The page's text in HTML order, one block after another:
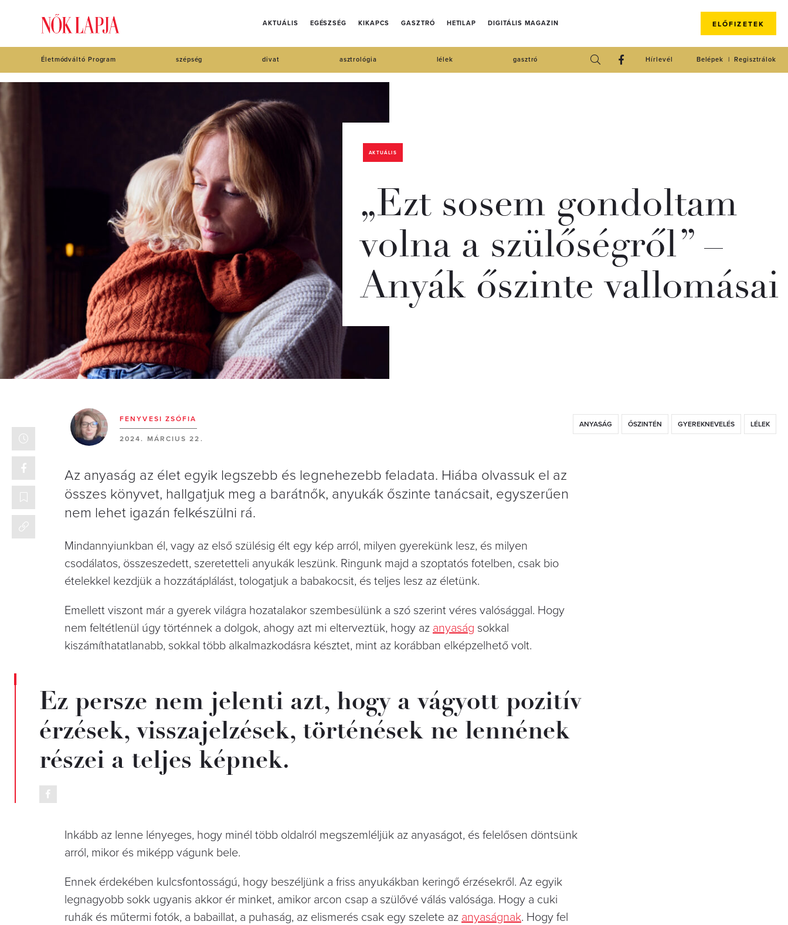
AKTUÁLIS EGÉSZSÉG KIKAPCS GASZTRÓ HETILAP DIGITÁLIS MAGAZIN ELŐFIZETEK
Életmódváltó Program szépség divat asztrológia lélek gasztró Regisztrálok
Belépek
Hírlevél
AKTUÁLIS
„Ezt sosem gondoltam
volna a szülőségről” –
Anyák őszinte vallomásai
FENYVESI ZSÓFIA
2024. MÁRCIUS 22.
ANYASÁG ŐSZINTÉN GYEREKNEVELÉS LÉLEK
Az anyaság az élet egyik legszebb és legnehezebb feladata. Hiába olvassuk el az
összes könyvet, hallgatjuk meg a barátnők, anyukák őszinte tanácsait, egyszerűen
nem lehet igazán felkészülni rá.
Mindannyiunkban él, vagy az első szülésig élt egy kép arról, milyen gyerekünk lesz, és milyen
csodálatos, összeszedett, szeretetteli anyukák leszünk. Ringunk majd a szoptatós fotelben, csak bio
ételekkel kezdjük a hozzátáplálást, tologatjuk a babakocsit, és teljes lesz az életünk.
Emellett viszont már a gyerek világra hozatalakor szembesülünk a szó szerint véres valósággal. Hogy
nem feltétlenül úgy történnek a dolgok, ahogy azt mi elterveztük, hogy az anyaság sokkal
kiszámíthatatlanabb, sokkal több alkalmazkodásra késztet, mint az korábban elképzelhető volt.
Ez persze nem jelenti azt, hogy a vágyott pozitív
érzések, visszajelzések, történések ne lennének
részei a teljes képnek.
Inkább az lenne lényeges, hogy minél több oldalról megszemléljük az anyaságot, és felelősen döntsünk
arról, mikor és miképp vágunk bele.
Ennek érdekében kulcsfontosságú, hogy beszéljünk a friss anyukákban keringő érzésekről. Az egyik
legnagyobb sokk ugyanis akkor ér minket, amikor arcon csap a szülővé válás valósága. Hogy a cuki
ruhák és műtermi fotók, a babaillat, a puhaság, az elismerés csak egy szelete az anyaságnak. Hogy fel